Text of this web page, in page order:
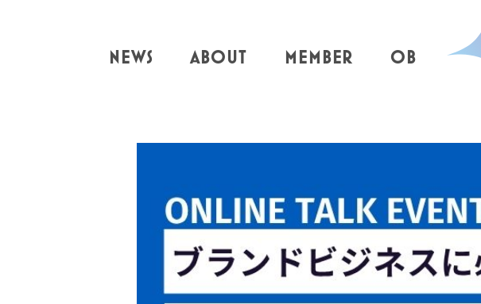
NEWS ABOUT MEMBER OB